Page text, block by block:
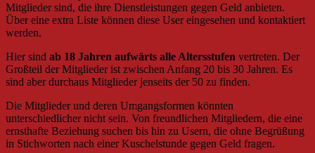
Mitglieder sind, die ihre Dienstleistungen gegen Geld anbieten.
Über eine extra Liste können diese User eingesehen und kontaktiert
werden.
Hier sind ab 18 Jahren aufwärts alle Altersstufen vertreten. Der
Großteil der Mitglieder ist zwischen Anfang 20 bis 30 Jahren. Es
sind aber durchaus Mitglieder jenseits der 50 zu finden.
Die Mitglieder und deren Umgangsformen könnten
unterschiedlicher nicht sein. Von freundlichen Mitgliedern, die eine
ernsthafte Beziehung suchen bis hin zu Usern, die ohne Begrüßung
in Stichworten nach einer Kuschelstunde gegen Geld fragen.